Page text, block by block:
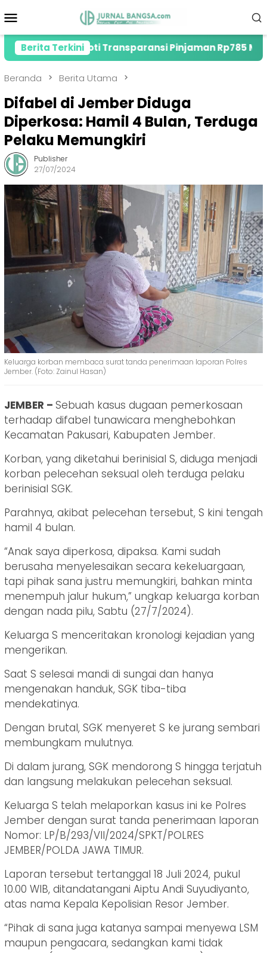
ke
Mobile
Berita Terkini
Soroti Transparansi Pinjaman Rp785 Miliar
Beranda Berita Utama
Difabel di Jember Diduga
Diperkosa: Hamil 4 Bulan, Terduga
Pelaku Memungkiri
Publisher
27/07/2024
Keluarga korban membaca surat tanda penerimaan laporan Polres
Jember. (Foto: Zainul Hasan)
JEMBER – Sebuah kasus dugaan pemerkosaan
terhadap difabel tunawicara menghebohkan
Kecamatan Pakusari, Kabupaten Jember.
Korban, yang diketahui berinisial S, diduga menjadi
korban pelecehan seksual oleh terduga pelaku
berinisial SGK.
Parahnya, akibat pelecehan tersebut, S kini tengah
hamil 4 bulan.
“Anak saya diperkosa, dipaksa. Kami sudah
berusaha menyelesaikan secara kekeluargaan,
tapi pihak sana justru memungkiri, bahkan minta
menempuh jalur hukum,” ungkap keluarga korban
dengan nada pilu, Sabtu (27/7/2024).
Keluarga S menceritakan kronologi kejadian yang
mengerikan.
Saat S selesai mandi di sungai dan hanya
mengenakan handuk, SGK tiba-tiba
mendekatinya.
Dengan brutal, SGK menyeret S ke jurang sembari
membungkam mulutnya.
Di dalam jurang, SGK mendorong S hingga terjatuh
dan langsung melakukan pelecehan seksual.
Keluarga S telah melaporkan kasus ini ke Polres
Jember dengan surat tanda penerimaan laporan
Nomor: LP/B/293/VII/2024/SPKT/POLRES
JEMBER/POLDA JAWA TIMUR.
Laporan tersebut tertanggal 18 Juli 2024, pukul
10.00 WIB, ditandatangani Aiptu Andi Suyudiyanto,
atas nama Kepala Kepolisian Resor Jember.
“Pihak di sana juga katanya sampai menyewa LSM
maupun pengacara, sedangkan kami tidak